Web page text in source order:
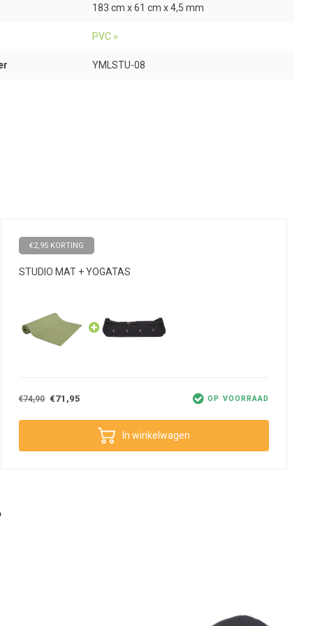
183 cm x 61 cm x 4,5 mm
PVC »
YMLSTU-08
€2,95 KORTING
STUDIO MAT + YOGATAS
€74,90 €71,95 OP VOORRAAD
In winkelwagen